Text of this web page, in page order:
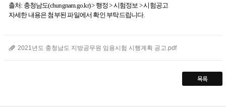
출처: 충청남도(chungnam.go.kr) > 행정 > 시험정보 > 시험공고
자세한 내용은 첨부된 파일에서 확인 부탁드립니다.
2021년도 충청남도 지방공무원 임용시험 시행계획 공고.pdf
목록